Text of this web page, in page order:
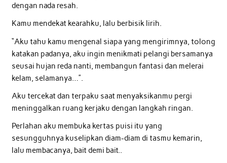
dengan nada resah.
Kamu mendekat kearahku, lalu berbisik lirih.
“Aku tahu kamu mengenal siapa yang mengirimnya, tolong
katakan padanya, aku ingin menikmati pelangi bersamanya
seusai hujan reda nanti, membangun fantasi dan melerai
kelam, selamanya…”.
Aku tercekat dan terpaku saat menyaksikanmu pergi
meninggalkan ruang kerjaku dengan langkah ringan.
Perlahan aku membuka kertas puisi itu yang
sesungguhnya kuselipkan diam-diam di tasmu kemarin,
lalu membacanya, bait demi bait..